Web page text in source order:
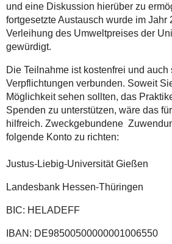
und eine Diskussion hierüber zu
fortgesetzte Austausch wurde im Jahr
Verleihung des Umweltpreises der
gewürdigt.
Die Teilnahme ist kostenfrei und auch
Verpflichtungen verbunden. Soweit
Möglichkeit sehen sollten, das
Spenden zu unterstützen, wäre das
hilfreich. Zweckgebundene
folgende Konto zu richten:
Justus-Liebig-Universität Gießen
Landesbank Hessen-Thüringen
BIC: HELADEFF
IBAN: DE98500500000001006550